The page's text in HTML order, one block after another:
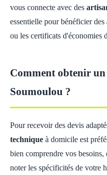
vous connecte avec des
essentielle pour bénéficier des
ou les certificats d'économies
Comment obtenir un
Soumoulou ?
Pour recevoir des devis
technique à domicile est
bien comprendre vos besoins,
noter les spécificités de votre